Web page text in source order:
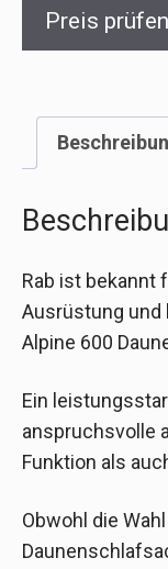
Preis prüfen
Rab ist bekannt
Ausrüstung und
Alpine 600
Ein
anspruchsvolle
Funktion als
Obwohl die